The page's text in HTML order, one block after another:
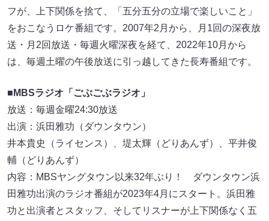
フが、上下関係を捨て、「五分五分の立場で楽しいこと」
をおこなうロケ番組です。2007年2月から、月1回の深夜放
送・月2回放送・毎週火曜深夜を経て、2022年10月から
は、毎週土曜の午後放送に引っ越してきた長寿番組です。
■MBSラジオ「ごぶごぶラジオ」
放送：毎週金曜24:30放送
出演：浜田雅功（ダウンタウン）
井本貴史（ライセンス）、堤太輝（どりあんず）、平井俊
輔（どりあんず）
内容：MBSヤングタウン以来32年ぶり！ ダウンタウン浜
田雅功出演のラジオ番組が2023年4月にスタート。浜田雅
功と出演者とスタッフ、そしてリスナーが上下関係なく五